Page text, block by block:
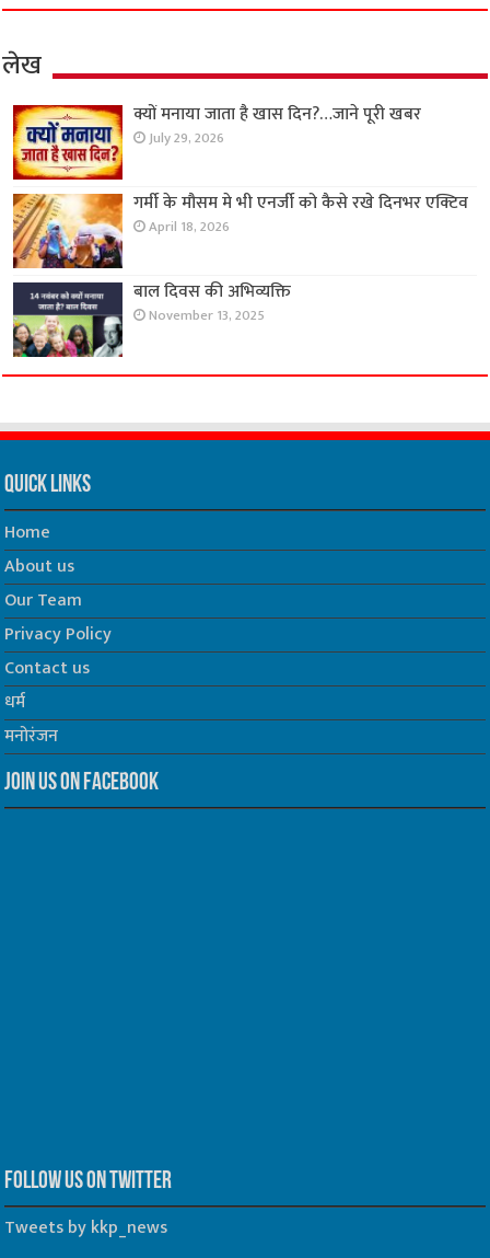
लेख
क्यों मनाया जाता है खास दिन?…जाने पूरी खबर
July 29, 2026
गर्मी के मौसम मे भी एनर्जी को कैसे रखे दिनभर एक्टिव
April 18, 2026
बाल दिवस की अभिव्यक्ति
November 13, 2025
Quick Links
Home
About us
Our Team
Privacy Policy
Contact us
धर्म
मनोरंजन
Join us on Facebook
Follow us on Twitter
Tweets by kkp_news